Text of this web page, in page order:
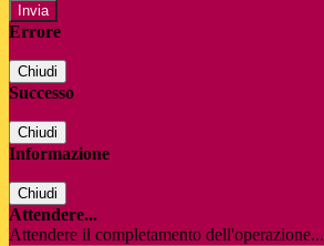
Errore
Chiudi
Successo
Chiudi
Informazione
Chiudi
Attendere...
Attendere il completamento dell'operazione...